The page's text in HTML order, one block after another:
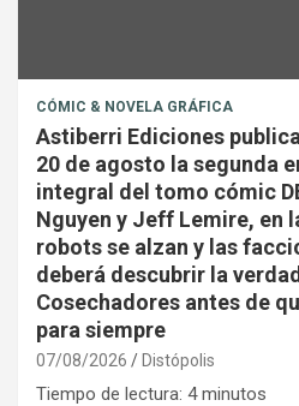
CÓMIC & NOVELA GRÁFICA
Astiberri Ediciones
20 de agosto la segunda
integral del tomo cómic
Nguyen y Jeff Lemire, en
robots se alzan y las
deberá descubrir la
Cosechadores antes de
para siempre
07/08/2026 Distópolis
Tiempo de lectura: 4 minutos